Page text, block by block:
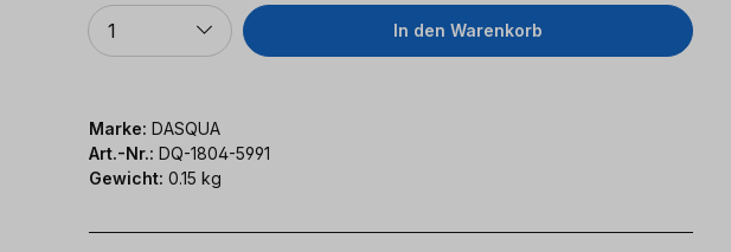
Anzahl
1 In den Warenkorb
Marke: DASQUA
Art.-Nr.: DQ-1804-5991
Gewicht: 0.15 kg